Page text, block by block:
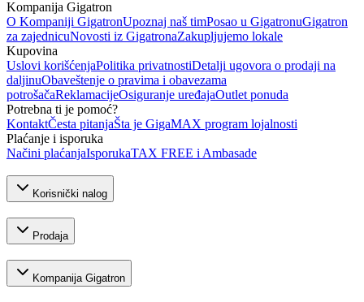
Kompanija Gigatron
O Kompaniji GigatronUpoznaj naš timPosao u GigatronuGigatron
za zajednicuNovosti iz GigatronaZakupljujemo lokale
Kupovina
Uslovi korišćenjaPolitika privatnostiDetalji ugovora o prodaji na
daljinuObaveštenje o pravima i obavezama
potrošačaReklamacijeOsiguranje uređajaOutlet ponuda
Potrebna ti je pomoć?
KontaktČesta pitanjaŠta je GigaMAX program lojalnosti
Plaćanje i isporuka
Načini plaćanjaIsporukaTAX FREE i Ambasade
Korisnički nalog
Prodaja
Kompanija Gigatron